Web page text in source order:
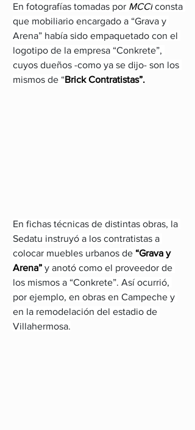
En fotografías tomadas por MCCI consta
que mobiliario encargado a “Grava y
Arena” había sido empaquetado con el
logotipo de la empresa “Conkrete”,
cuyos dueños -como ya se dijo- son los
mismos de “Brick Contratistas”.
En fichas técnicas de distintas obras, la
Sedatu instruyó a los contratistas a
colocar muebles urbanos de “Grava y
Arena” y anotó como el proveedor de
los mismos a “Conkrete”. Así ocurrió,
por ejemplo, en obras en Campeche y
en la remodelación del estadio de
Villahermosa.